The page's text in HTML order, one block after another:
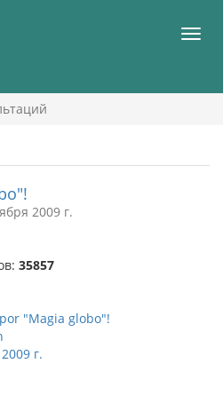
2009 г.
35857
"Magia globo"!
г.